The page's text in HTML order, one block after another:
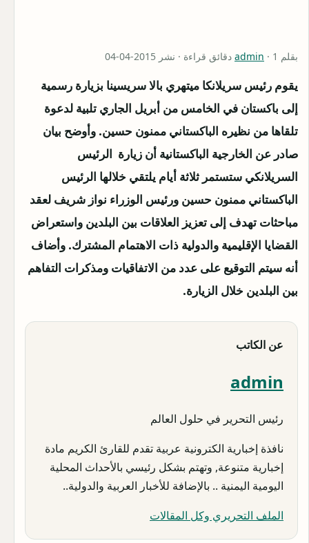
بقلم admin · 1 دقائق قراءة · نشر 2015-04-04
يقوم رئيس سريلانكا ميتهري بالا سريسينا بزيارة رسمية
إلى باكستان في الخامس من أبريل الجاري تلبية لدعوة
تلقاها من نظيره الباكستاني ممنون حسين. وأوضح بيان
صادر عن الخارجية الباكستانية أن زيارة الرئيس
السريلانكي ستستمر ثلاثة أيام يلتقي خلالها الرئيس
الباكستاني ممنون حسين ورئيس الوزراء نواز شريف لعقد
مباحثات تهدف إلى تعزيز العلاقات بين البلدين واستعراض
القضايا الإقليمية والدولية ذات الاهتمام المشترك. وأضاف
أنه سيتم التوقيع على عدد من الاتفاقيات ومذكرات التفاهم
بين البلدين خلال الزيارة.
عن الكاتب
admin
رئيس التحرير في حلول العالم
نافذة إخبارية الكترونية عربية تقدم للقارئ الكريم مادة
إخبارية متنوعة, وتهتم بشكل رئيسي بالأحداث المحلية
اليومية اليمنية .. بالإضافة للأخبار العربية والدولية..
الملف التحريري وكل المقالات